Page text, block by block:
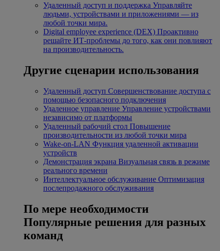
Удаленный доступ и поддержка Управляйте
людьми, устройствами и приложениями — из
любой точки мира.
Digital employee experience (DEX) Проактивно
решайте ИТ-проблемы до того, как они повлияют
на производительность.
Другие сценарии использования
Удаленный доступ Совершенствование доступа с
помощью безопасного подключения
Удаленное управление Управление устройствами
независимо от платформы
Удаленный рабочий стол Повышение
производительности из любой точки мира
Wake-on-LAN Функция удаленной активации
устройств
Демонстрация экрана Визуальная связь в режиме
реального времени
Интеллектуальное обслуживание Оптимизация
послепродажного обслуживания
По мере необходимости
Популярные решения для разных
команд